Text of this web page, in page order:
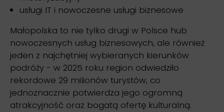
usługi IT i nowoczesne usługi biznesowe
Małopolska to nie tylko drugi w Polsce hub
nowoczesnych usług biznesowych, ale również
jeden z najchętniej wybieranych kierunków
podróży - w 2025 roku region odwiedziło
rekordowe 29 milionów turystów, co
jednoznacznie potwierdza jego ogromną
atrakcyjność oraz bogatą ofertę kulturalną.